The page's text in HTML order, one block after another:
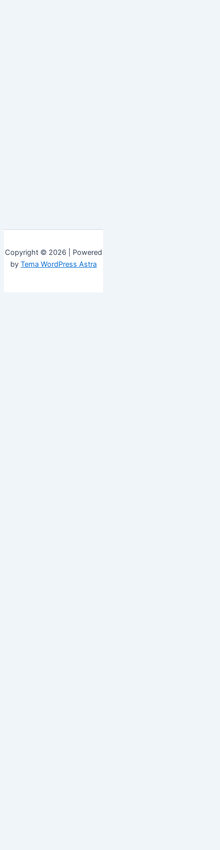
Copyright © 2026 | Powered
by Tema WordPress Astra